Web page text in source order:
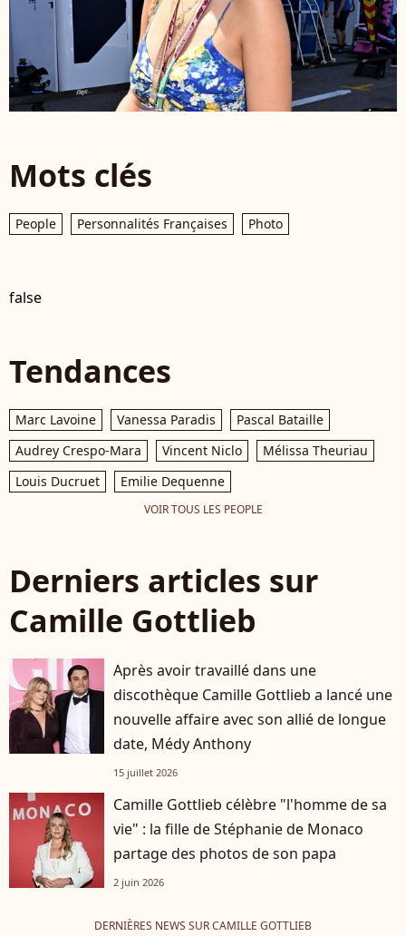
Mots clés
People Personnalités Françaises Photo
false
Tendances
Marc Lavoine Vanessa Paradis
Pascal Bataille
Audrey Crespo-Mara
Vincent Niclo
Mélissa Theuriau
Louis Ducruet
Emilie Dequenne
VOIR TOUS LES PEOPLE
Derniers articles sur
Camille Gottlieb
Après avoir travaillé dans une
discothèque Camille Gottlieb a lancé une
nouvelle affaire avec son allié de longue
date, Médy Anthony
15 juillet 2026
Camille Gottlieb célèbre "l'homme de sa
vie" : la fille de Stéphanie de Monaco
partage des photos de son papa
2 juin 2026
DERNIÈRES NEWS SUR CAMILLE GOTTLIEB